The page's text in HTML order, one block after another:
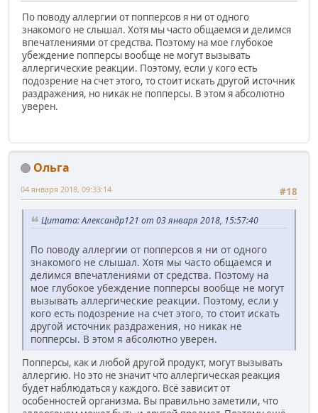
По поводу аллергии от попперсов я ни от одного
знакомого не слышал. Хотя мы часто общаемся и делимся
впечатлениями от средства. Поэтому на мое глубокое
убеждение попперсы вообще не могут вызывать
аллергические реакции. Поэтому, если у кого есть
подозрение на счет этого, то стоит искать другой источник
раздражения, но никак не попперсы. В этом я абсолютно
уверен.
Ольга
#18
04 января 2018, 09:33:14
Цитата: Александр121 от 03 января 2018, 15:57:40
По поводу аллергии от попперсов я ни от одного
знакомого не слышал. Хотя мы часто общаемся и
делимся впечатлениями от средства. Поэтому на
мое глубокое убеждение попперсы вообще не могут
вызывать аллергические реакции. Поэтому, если у
кого есть подозрение на счет этого, то стоит искать
другой источник раздражения, но никак не
попперсы. В этом я абсолютно уверен.
Попперсы, как и любой другой продукт, могут вызывать
аллергию. Но это не значит что аллергическая реакция
будет наблюдаться у каждого. Всё зависит от
особенностей организма. Вы правильно заметили, что